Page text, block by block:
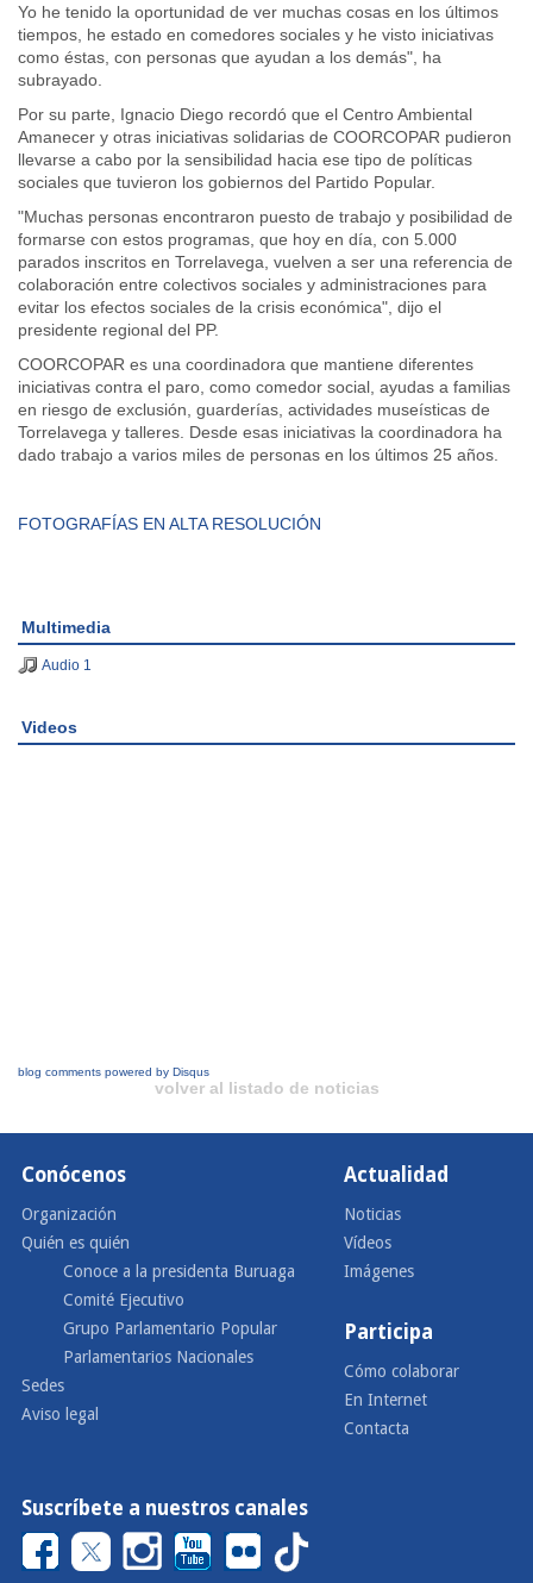
Yo he tenido la oportunidad de ver muchas cosas en los últimos
tiempos, he estado en comedores sociales y he visto iniciativas
como éstas, con personas que ayudan a los demás", ha
subrayado.
Por su parte, Ignacio Diego recordó que el Centro Ambiental
Amanecer y otras iniciativas solidarias de COORCOPAR pudieron
llevarse a cabo por la sensibilidad hacia ese tipo de políticas
sociales que tuvieron los gobiernos del Partido Popular.
"Muchas personas encontraron puesto de trabajo y posibilidad de
formarse con estos programas, que hoy en día, con 5.000
parados inscritos en Torrelavega, vuelven a ser una referencia de
colaboración entre colectivos sociales y administraciones para
evitar los efectos sociales de la crisis económica", dijo el
presidente regional del PP.
COORCOPAR es una coordinadora que mantiene diferentes
iniciativas contra el paro, como comedor social, ayudas a familias
en riesgo de exclusión, guarderías, actividades museísticas de
Torrelavega y talleres. Desde esas iniciativas la coordinadora ha
dado trabajo a varios miles de personas en los últimos 25 años.
FOTOGRAFÍAS EN ALTA RESOLUCIÓN
Multimedia
Audio 1
Videos
blog comments powered by Disqus
volver al listado de noticias
Conócenos
Organización
Quién es quién
Conoce a la presidenta Buruaga
Comité Ejecutivo
Grupo Parlamentario Popular
Parlamentarios Nacionales
Sedes
Aviso legal
Actualidad
Noticias
Vídeos
Imágenes
Participa
Cómo colaborar
En Internet
Contacta
Suscríbete a nuestros canales